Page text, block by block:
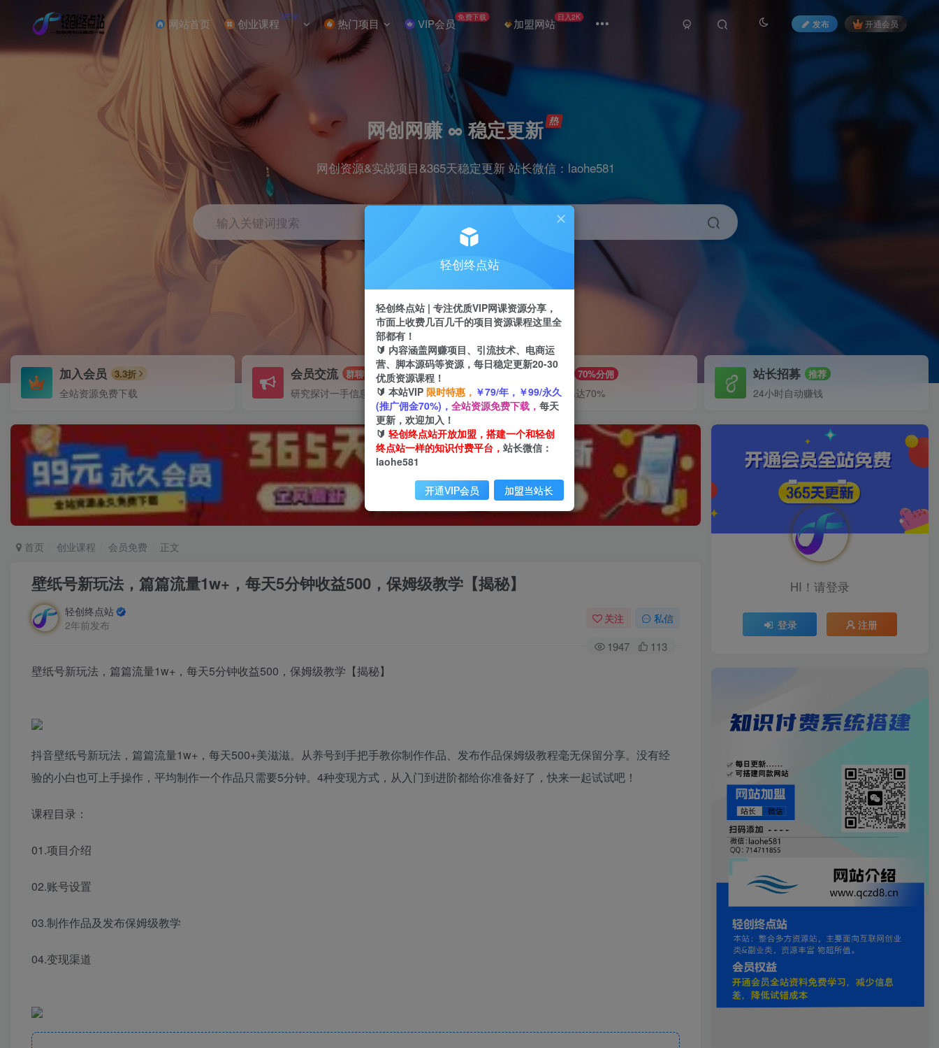
网站首页 创业课程 NEW 热门项目 VIP会员 免费下载 加盟网站 日入2K
发布 开通会员
网创网赚 ∞ 稳定更新
网创资源&实战项目&365天稳定更新 站长微信：laohe581
输入关键词搜索
剪辑 引流 带货
加入会员 3.3折
全站资源免费下载
会员交流 群聊
研究探讨一手信息差
推广赚钱 70%分佣
推广返佣高达70%
站长招募 推荐
24小时自动赚钱
首页 创业课程 会员免费 正文
壁纸号新玩法，篇篇流量1w+，每天5分钟收益500，保姆级教学【揭秘】
轻创终点站
2年前发布
关注 私信
1947 113
壁纸号新玩法，篇篇流量1w+，每天5分钟收益500，保姆级教学【揭秘】
抖音壁纸号新玩法，篇篇流量1w+，每天500+美滋滋。从养号到手把手教你制作作品、发布作品保姆级教程毫无保留分享。没有经
验的小白也可上手操作，平均制作一个作品只需要5分钟。4种变现方式，从入门到进阶都给你准备好了，快来一起试试吧！
课程目录：
01.项目介绍
02.账号设置
03.制作作品及发布保姆级教学
04.变现渠道
HI！请登录
登录 注册
轻创终点站
轻创终点站 | 专注优质VIP网课资源分享，
市面上收费几百几千的项目资源课程这里全
部都有！
🔰 内容涵盖网赚项目、引流技术、电商运
营、脚本源码等资源，每日稳定更新20-30
优质资源课程！
🔰 本站VIP 限时特惠， ￥79/年，￥99/永久
(推广佣金70%)， 全站资源免费下载， 每天
更新，欢迎加入！
🔰 轻创终点站开放加盟，搭建一个和轻创
终点站一样的知识付费平台， 站长微信：
laohe581
开通VIP会员 加盟当站长